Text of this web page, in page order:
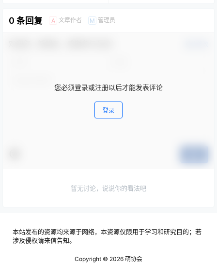
0 条回复 A 文章作者 M 管理员
您必须登录或注册以后才能发表评论
登录
暂无讨论，说说你的看法吧
本站发布的资源均来源于网络，本资源仅限用于学习和研究目的；若
涉及侵权请来信告知。
Copyright © 2026 萌协会